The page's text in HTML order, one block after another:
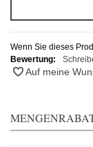
Wenn Sie dieses
Bewertung:
Auf meine